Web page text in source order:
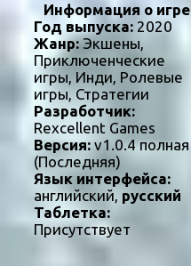
Информация о игре
Год выпуска: 2020
Жанр:Экшены,
Приключенческие
игры, Инди, Ролевые
игры, Стратегии
Разработчик:
Rexcellent Games
Версия: v1.0.4 полная
(Последняя)
Язык интерфейса:
английский, русский
Таблетка:
Присутствует